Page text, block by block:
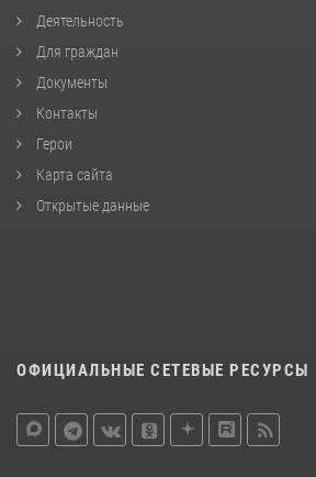
Деятельность
Для граждан
Документы
Контакты
Герои
Карта сайта
Открытые данные
ОФИЦИАЛЬНЫЕ СЕТЕВЫЕ РЕСУРСЫ